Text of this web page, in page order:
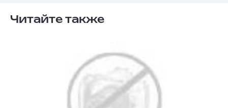
Читайте также